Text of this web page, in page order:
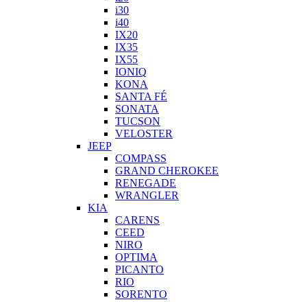
i30
i40
IX20
IX35
IX55
IONIQ
KONA
SANTA FÉ
SONATA
TUCSON
VELOSTER
JEEP
COMPASS
GRAND CHEROKEE
RENEGADE
WRANGLER
KIA
CARENS
CEED
NIRO
OPTIMA
PICANTO
RIO
SORENTO